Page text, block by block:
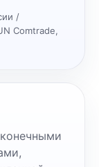
/
Comtrade,